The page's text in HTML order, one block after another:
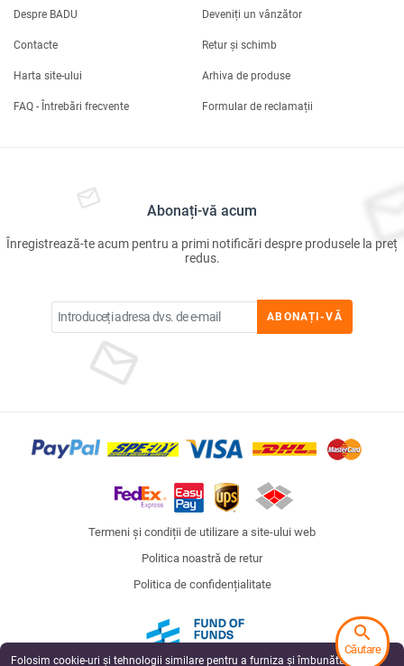
Despre BADU Deveniți un vânzător
Contacte Retur și schimb
Harta site-ului Arhiva de produse
FAQ - Întrebări frecvente Formular de reclamații
Abonați-vă acum
Înregistrează-te acum pentru a primi notificări despre produsele la preț
redus.
ABONAȚI-VĂ
Termeni și condiții de utilizare a site-ului web
Politica noastră de retur
Politica de confidențialitate
Folosim cookie-uri și tehnologii similare pentru a furniza și îmbunătăți
search
Căutare